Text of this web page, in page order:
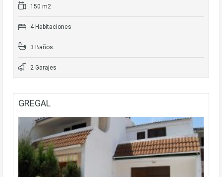
150 m2
4 Habitaciones
3 Baños
2 Garajes
GREGAL